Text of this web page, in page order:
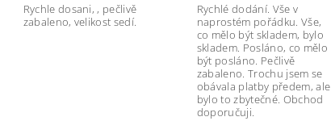
Rychle dosani, , pečlivě
zabaleno, velikost sedí.
Rychlé dodání. Vše v
naprostém pořádku. Vše,
co mělo být skladem, bylo
skladem. Posláno, co mělo
být posláno. Pečlivě
zabaleno. Trochu jsem se
obávala platby předem, ale
bylo to zbytečné. Obchod
doporučuji.